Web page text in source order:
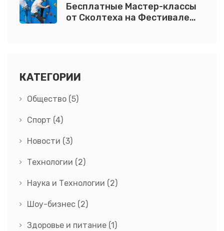
Бесплатные Мастер-классы
от Сколтеха на Фестивале
КАТЕГОРИИ
Общество (5)
Спорт (4)
Новости (3)
Технологии (2)
Наука и Технологии (2)
Шоу-бизнес (2)
Здоровье и питание (1)